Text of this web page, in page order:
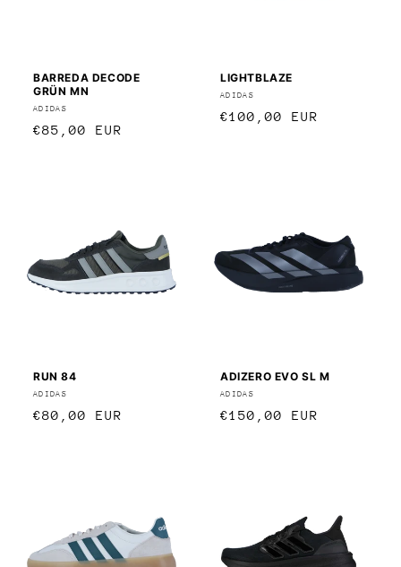
BARREDA DECODE
GRÜN MN
Anbieter:
ADIDAS
Normaler
€85,00 EUR
LIGHTBLAZE
Anbieter:
ADIDAS
Normaler
€100,00 EUR
RUN 84
Anbieter:
ADIDAS
Normaler
€80,00 EUR
ADIZERO EVO SL M
Anbieter:
ADIDAS
Normaler
€150,00 EUR